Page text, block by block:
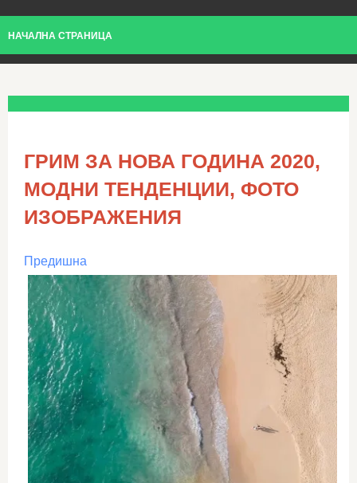
НАЧАЛНА СТРАНИЦА
ГРИМ ЗА НОВА ГОДИНА 2020,
МОДНИ ТЕНДЕНЦИИ, ФОТО
ИЗОБРАЖЕНИЯ
Предишна